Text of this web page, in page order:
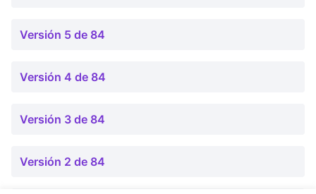
Versión 5 de 84
Versión 4 de 84
Versión 3 de 84
Versión 2 de 84